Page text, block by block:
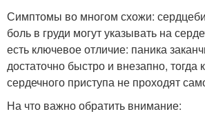
Симптомы во многом схожи:
боль в груди могут указывать на
есть ключевое отличие: паника
достаточно быстро и внезапно, тогда
сердечного приступа не проходят
На что важно обратить внимание: